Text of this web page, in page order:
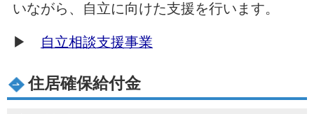
いながら、自立に向けた支援を行います。
▶ 自立相談支援事業
住居確保給付金